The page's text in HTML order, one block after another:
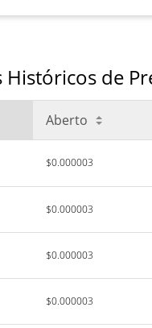
de
Aberto
$0.000003
$0.000003
$0.000003
$0.000003